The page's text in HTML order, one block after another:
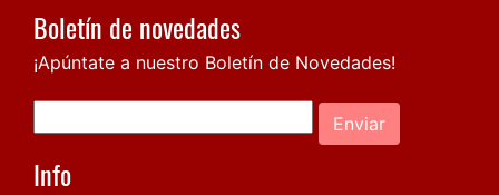
Boletín de novedades
¡Apúntate a nuestro Boletín de Novedades!
Enviar
Info